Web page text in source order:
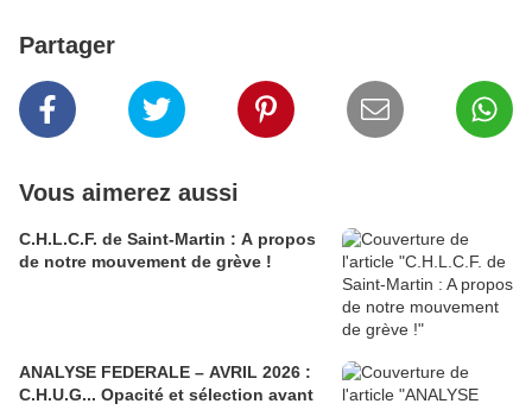
Partager
Vous aimerez aussi
C.H.L.C.F. de Saint-Martin : A propos
de notre mouvement de grève !
ANALYSE FEDERALE – AVRIL 2026 :
C.H.U.G... Opacité et sélection avant